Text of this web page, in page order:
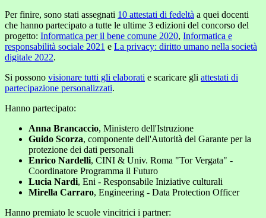
Per finire, sono stati assegnati 10 attestati di fedeltà a quei docenti
che hanno partecipato a tutte le ultime 3 edizioni del concorso del
progetto: Informatica per il bene comune 2020, Informatica e
responsabilità sociale 2021 e La privacy: diritto umano nella società
digitale 2022.
Si possono visionare tutti gli elaborati e scaricare gli attestati di
partecipazione personalizzati.
Hanno partecipato:
Anna Brancaccio, Ministero dell'Istruzione
Guido Scorza, componente dell'Autorità del Garante per la
protezione dei dati personali
Enrico Nardelli, CINI & Univ. Roma "Tor Vergata" -
Coordinatore Programma il Futuro
Lucia Nardi, Eni - Responsabile Iniziative culturali
Mirella Carraro, Engineering - Data Protection Officer
Hanno premiato le scuole vincitrici i partner: